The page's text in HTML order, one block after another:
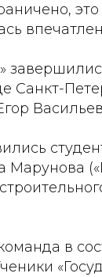
это
Санкт-
в